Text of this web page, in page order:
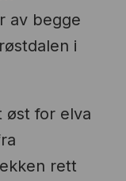
av begge
i
øst for elva
rett